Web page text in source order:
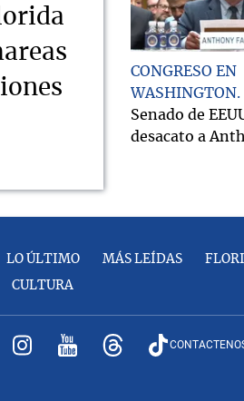
CONGRESO EN
WASHINGTON
Senado de
desacato a
LO ÚLTIMO MÁS LEÍDAS
CULTURA